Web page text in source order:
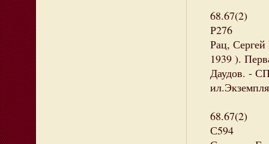
68.67(2)
Р276
Рац,
1939 ).
Даудов. -
68.67(2)
С594